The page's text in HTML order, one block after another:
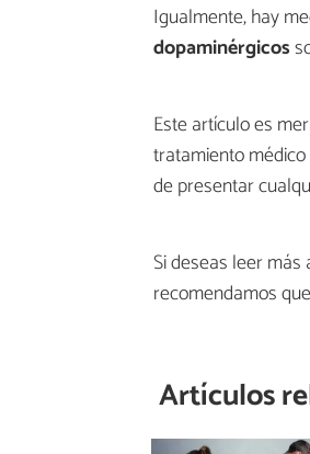
Igualmente, hay
dopaminérgicos
Este artículo es
tratamiento
de presentar
Si deseas leer
recomendamos
Artículos